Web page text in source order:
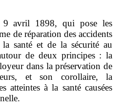
avril 1898, qui pose les
de réparation des accidents
santé et de la sécurité au
de deux principes : la
dans la préservation de
et son corollaire, la
atteintes à la santé causées